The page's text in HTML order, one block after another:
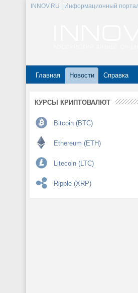
INNOV.RU | Информационный
Главная Новости Справка
КУРСЫ КРИПТОВАЛЮТ
Bitcoin (BTC)
Ethereum (ETH)
Litecoin (LTC)
Ripple (XRP)